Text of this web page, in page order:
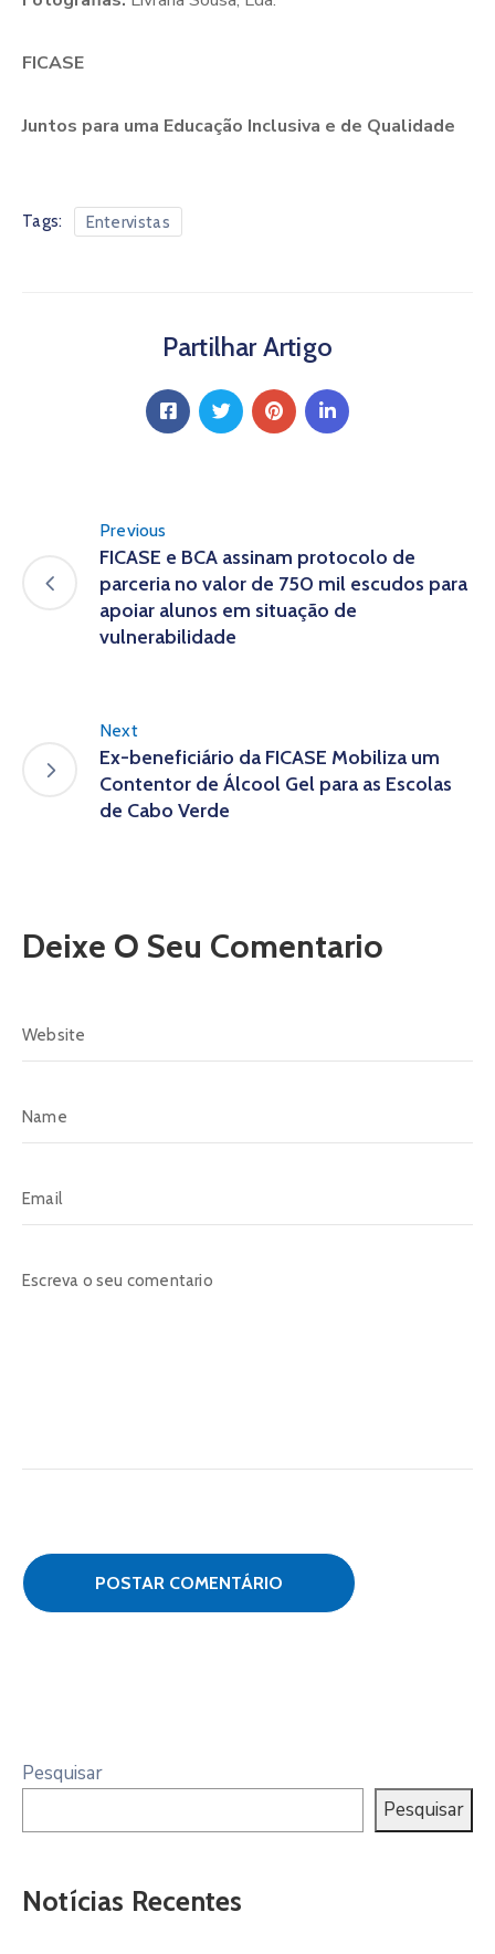
FICASE
Juntos para uma Educação Inclusiva e de Qualidade
Tags: Entervistas
Partilhar Artigo
Previous
FICASE e BCA assinam protocolo de
parceria no valor de 750 mil escudos para
apoiar alunos em situação de
vulnerabilidade
Next
Ex-beneficiário da FICASE Mobiliza um
Contentor de Álcool Gel para as Escolas
de Cabo Verde
Deixe O Seu Comentario
Pesquisar
Pesquisar
Notícias Recentes